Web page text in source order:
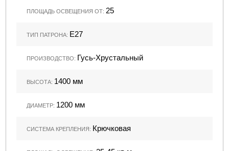
ПЛОЩАДЬ ОСВЕЩЕНИЯ ОТ: 25
ТИП ПАТРОНА: Е27
ПРОИЗВОДСТВО: Гусь-Хрустальный
ВЫСОТА: 1400 мм
ДИАМЕТР: 1200 мм
СИСТЕМА КРЕПЛЕНИЯ: Крючковая